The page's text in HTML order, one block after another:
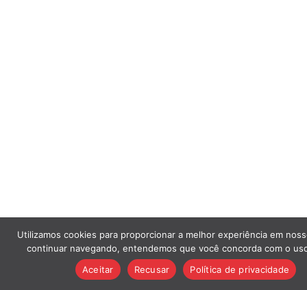
Utilizamos cookies para proporcionar a melhor experiência em
continuar navegando, entendemos que você concorda com o
Aceitar
Recusar Política de privacidade